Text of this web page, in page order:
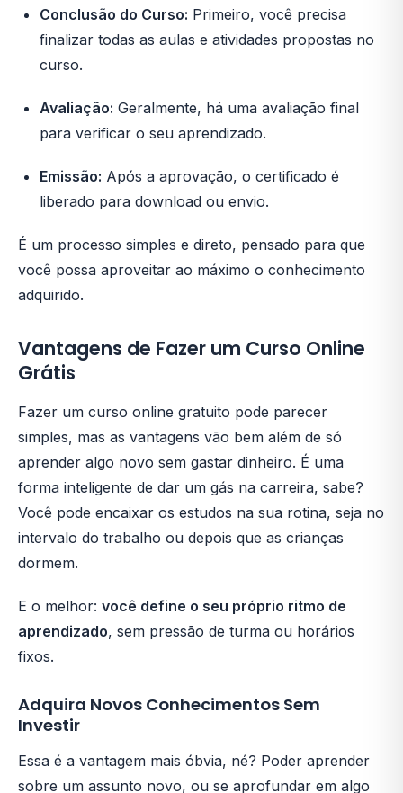
Conclusão do Curso: Primeiro, você precisa
finalizar todas as aulas e atividades propostas no
curso.
Avaliação: Geralmente, há uma avaliação final
para verificar o seu aprendizado.
Emissão: Após a aprovação, o certificado é
liberado para download ou envio.
É um processo simples e direto, pensado para que
você possa aproveitar ao máximo o conhecimento
adquirido.
Vantagens de Fazer um Curso Online
Grátis
Fazer um curso online gratuito pode parecer
simples, mas as vantagens vão bem além de só
aprender algo novo sem gastar dinheiro. É uma
forma inteligente de dar um gás na carreira, sabe?
Você pode encaixar os estudos na sua rotina, seja no
intervalo do trabalho ou depois que as crianças
dormem.
E o melhor: você define o seu próprio ritmo de
aprendizado, sem pressão de turma ou horários
fixos.
Adquira Novos Conhecimentos Sem
Investir
Essa é a vantagem mais óbvia, né? Poder aprender
sobre um assunto novo, ou se aprofundar em algo